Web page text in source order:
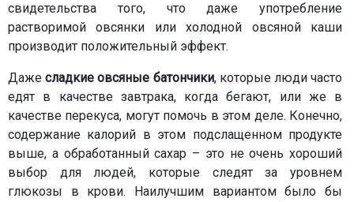
свидетельства того, что даже употребление
растворимой овсянки или холодной овсяной каши
производит положительный эффект.
Дажесладкие овсяные батончики, которые люди часто
едят в качестве завтрака, когда бегают, или же в
качестве перекуса, могут помочь в этом деле. Конечно,
содержание калорий в этом подслащенном продукте
выше, а обработанный сахар – это не очень хороший
выбор для людей, которые следят за уровнем
глюкозы в крови. Наилучшим вариантом было бы